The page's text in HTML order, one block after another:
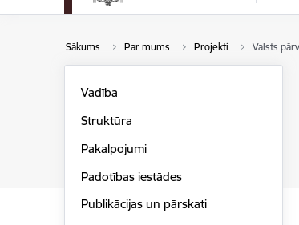
Sākums Par mums Projekti Valsts
Vadība
Struktūra
Pakalpojumi
Padotības iestādes
Publikācijas un pārskati